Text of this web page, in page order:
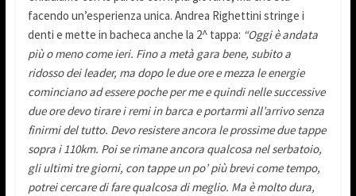
facendo un’esperienza unica. Andrea Righettini stringe i
denti e mette in bacheca anche la 2^ tappa: “Oggi è andata
più o meno come ieri. Fino a metà gara bene, subito a
ridosso dei leader, ma dopo le due ore e mezza le energie
cominciano ad essere poche per me e quindi nelle successive
due ore devo tirare i remi in barca e portarmi all’arrivo senza
finirmi del tutto. Devo resistere ancora le prossime due tappe
sopra i 110km. Poi se rimane ancora qualcosa nel serbatoio,
gli ultimi tre giorni, con tappe un po’ più brevi come tempo,
potrei cercare di fare qualcosa di meglio. Ma è molto dura,